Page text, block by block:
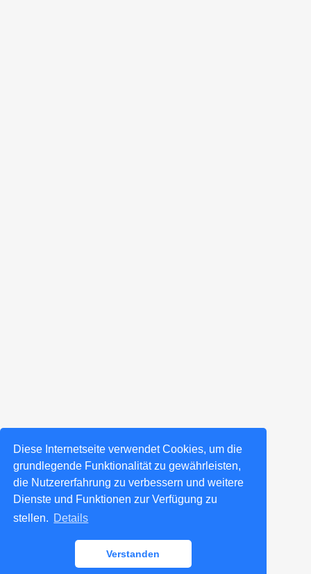
Diese Internetseite verwendet Cookies, um die
grundlegende Funktionalität zu gewährleisten,
die Nutzererfahrung zu verbessern und weitere
Dienste und Funktionen zur Verfügung zu
stellen. Details
Verstanden